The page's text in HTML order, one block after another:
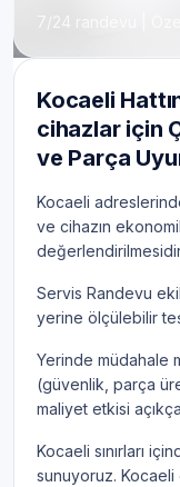
7/24 randevu |
Kocaeli
cihazlar için
ve Parça
Kocaeli
ve cihazın
Servis Randevu
yerine ölçülebilir
Yerinde müdahale
(güvenlik, parça
maliyet etkisi
Kocaeli sınırları
sunuyoruz.